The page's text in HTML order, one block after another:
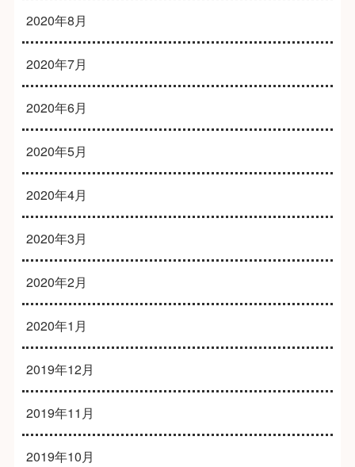
2020年8月
2020年7月
2020年6月
2020年5月
2020年4月
2020年3月
2020年2月
2020年1月
2019年12月
2019年11月
2019年10月